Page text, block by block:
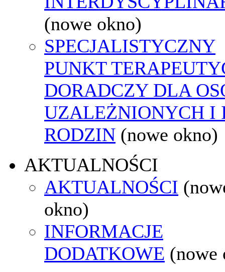
(nowe okno)
SPECJALISTYCZNY
PUNKT
DORADCZY DLA
UZALEŻNIONYCH I
RODZIN (nowe okno)
AKTUALNOŚCI
AKTUALNOŚCI
okno)
INFORMACJE
DODATKOWE (nowe